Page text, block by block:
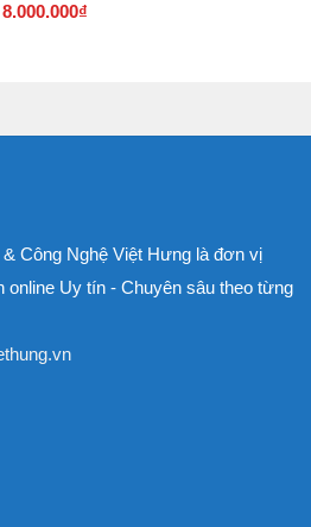
8.000.000₫
Công Nghệ Việt Hưng là đơn vị
online Uy tín - Chuyên sâu theo từng